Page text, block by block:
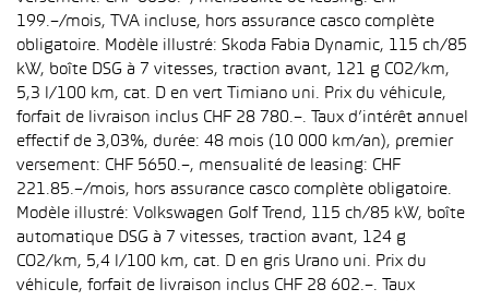
199.–/mois, TVA incluse, hors assurance casco complète
obligatoire. Modèle illustré: Skoda Fabia Dynamic, 115 ch/85
kW, boîte DSG à 7 vitesses, traction avant, 121 g CO2/km,
5,3 l/100 km, cat. D en vert Timiano uni. Prix du véhicule,
forfait de livraison inclus CHF 28 780.–. Taux d’intérêt annuel
effectif de 3,03%, durée: 48 mois (10 000 km/an), premier
versement: CHF 5650.–, mensualité de leasing: CHF
221.85.–/mois, hors assurance casco complète obligatoire.
Modèle illustré: Volkswagen Golf Trend, 115 ch/85 kW, boîte
automatique DSG à 7 vitesses, traction avant, 124 g
CO2/km, 5,4 l/100 km, cat. D en gris Urano uni. Prix du
véhicule, forfait de livraison inclus CHF 28 602.–. Taux